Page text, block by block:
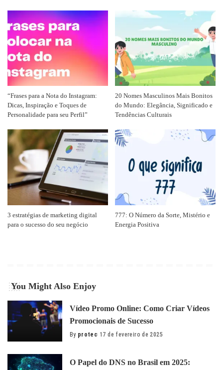
“Frases para a Nota do Instagram:
Dicas, Inspiração e Toques de
Personalidade para seu Perfil”
20 Nomes Masculinos Mais Bonitos
do Mundo: Elegância, Significado e
Tendências Culturais
3 estratégias de marketing digital
para o sucesso do seu negócio
777: O Número da Sorte, Mistério e
Energia Positiva
You Might Also Enjoy
Vídeo Promo Online: Como Criar Vídeos
Promocionais de Sucesso
Posted
By protec 17 de fevereiro de 2025
O Papel do DNS no Brasil em 2025: